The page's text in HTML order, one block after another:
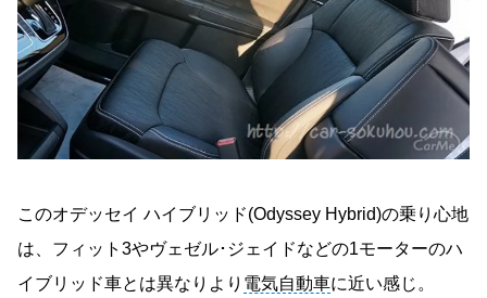
このオデッセイ ハイブリッド(Odyssey Hybrid)の乗り心地
は、フィット3やヴェゼル･ジェイドなどの1モーターのハ
イブリッド車とは異なりより 電気自動車に近い感じ。